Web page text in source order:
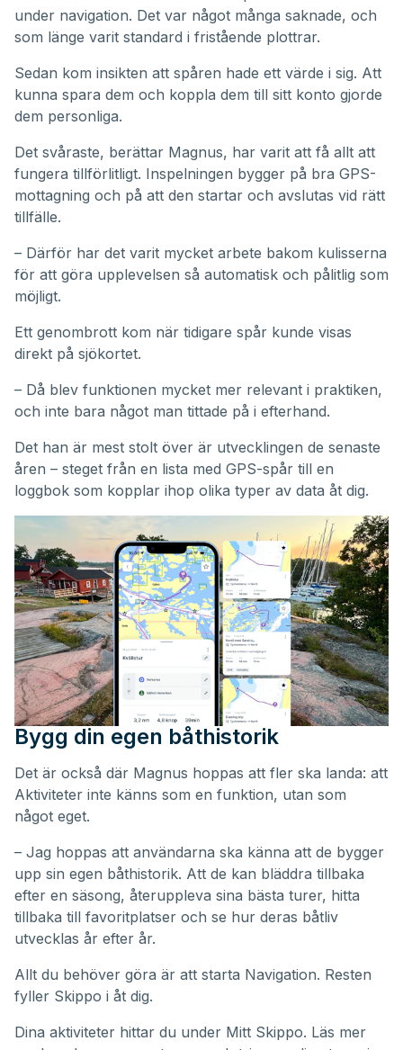
under navigation. Det var något många saknade, och
som länge varit standard i fristående plottrar.
Sedan kom insikten att spåren hade ett värde i sig. Att
kunna spara dem och koppla dem till sitt konto gjorde
dem personliga.
Det svåraste, berättar Magnus, har varit att få allt att
fungera tillförlitligt. Inspelningen bygger på bra GPS-
mottagning och på att den startar och avslutas vid rätt
tillfälle.
– Därför har det varit mycket arbete bakom kulisserna
för att göra upplevelsen så automatisk och pålitlig som
möjligt.
Ett genombrott kom när tidigare spår kunde visas
direkt på sjökortet.
– Då blev funktionen mycket mer relevant i praktiken,
och inte bara något man tittade på i efterhand.
Det han är mest stolt över är utvecklingen de senaste
åren – steget från en lista med GPS-spår till en
loggbok som kopplar ihop olika typer av data åt dig.
Bygg din egen båthistorik
Det är också där Magnus hoppas att fler ska landa: att
Aktiviteter inte känns som en funktion, utan som
något eget.
– Jag hoppas att användarna ska känna att de bygger
upp sin egen båthistorik. Att de kan bläddra tillbaka
efter en säsong, återuppleva sina bästa turer, hitta
tillbaka till favoritplatser och se hur deras båtliv
utvecklas år efter år.
Allt du behöver göra är att starta Navigation. Resten
fyller Skippo i åt dig.
Dina aktiviteter hittar du under Mitt Skippo. Läs mer